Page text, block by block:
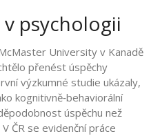
psychologii
University v Kanadě
přenést úspěchy
výzkumné studie ukázaly,
kognitivně‑behaviorální
úspěchu než
ČR se evidenční práce